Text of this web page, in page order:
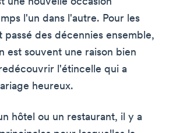
l'un dans l'autre. Pour les
passé des décennies ensemble,
est souvent une raison bien
l'étincelle qui a
heureux.
hôtel ou un restaurant, il y a